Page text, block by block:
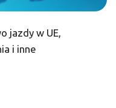
jazdy w UE,
i inne